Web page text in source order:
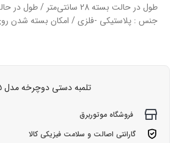
طول در حالت بسته 28 سانتی‌متر / طول در حالت باز 43 سانتی‌متر /
جنس : پلاستیکی -فلزی / امکان بسته شدن
تلمبه دستی دوچرخه مدل 05
فروشگاه موتوربرق
گارانتی اصالت و سلامت فیزیکی کالا